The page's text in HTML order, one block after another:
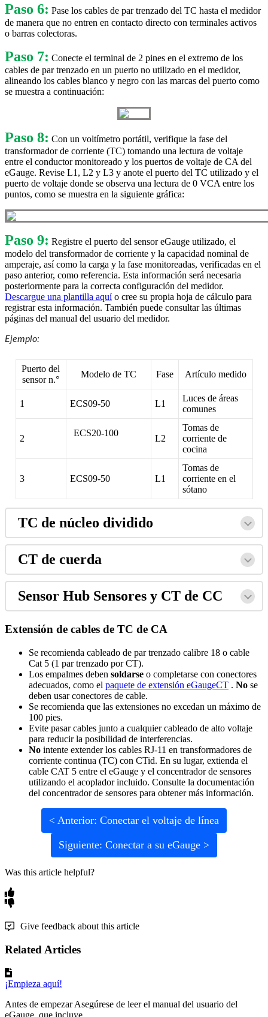
Paso 6: Pase los cables de par trenzado del TC hasta el medidor
de manera que no entren en contacto directo con terminales activos
o barras colectoras.
Paso 7: Conecte el terminal de 2 pines en el extremo de los
cables de par trenzado en un puerto no utilizado en el medidor,
alineando los cables blanco y negro con las marcas del puerto como
se muestra a continuación:
Paso 8: Con un voltímetro portátil, verifique la fase del
transformador de corriente (TC) tomando una lectura de voltaje
entre el conductor monitoreado y los puertos de voltaje de CA del
eGauge. Revise L1, L2 y L3 y anote el puerto del TC utilizado y el
puerto de voltaje donde se observa una lectura de 0 VCA entre los
puntos, como se muestra en la siguiente gráfica:
Paso 9: Registre el puerto del sensor eGauge utilizado, el
modelo del transformador de corriente y la capacidad nominal de
amperaje, así como la carga y la fase monitoreadas, verificadas en el
paso anterior, como referencia. Esta información será necesaria
posteriormente para la correcta configuración del medidor.
Descargue una plantilla aquío cree su propia hoja de cálculo para
registrar esta información. También puede consultar las últimas
páginas del manual del usuario del medidor.
Ejemplo:
Puerto del
sensor n.°
Modelo de TC Fase Artículo medido
1 ECS09-50 L1
Luces de áreas
comunes
2
ECS20-100
L2
Tomas de
corriente de
cocina
3 ECS09-50 L1
Tomas de
corriente en el
sótano
TC de núcleo dividido
CT de cuerda
Sensor Hub Sensores y CT de CC
Extensión de cables de TC de CA
Se recomienda cableado de par trenzado calibre 18 o cable
Cat 5 (1 par trenzado por CT).
Los empalmes deben soldarse o completarse con conectores
adecuados, como el paquete de extensión eGaugeCT . No se
deben usar conectores de cable.
Se recomienda que las extensiones no excedan un máximo de
100 pies.
Evite pasar cables junto a cualquier cableado de alto voltaje
para reducir la posibilidad de interferencias.
No intente extender los cables RJ-11 en transformadores de
corriente continua (TC) con CTid. En su lugar, extienda el
cable CAT 5 entre el eGauge y el concentrador de sensores
utilizando el acoplador incluido. Consulte la documentación
del concentrador de sensores para obtener más información.
< Anterior: Conectar el voltaje de línea
Siguiente: Conectar a su eGauge >
Was this article helpful?
Give feedback about this article
Related Articles
¡Empieza aquí!
Antes de empezar Asegúrese de leer el manual del usuario del
eGauge, que incluye ...